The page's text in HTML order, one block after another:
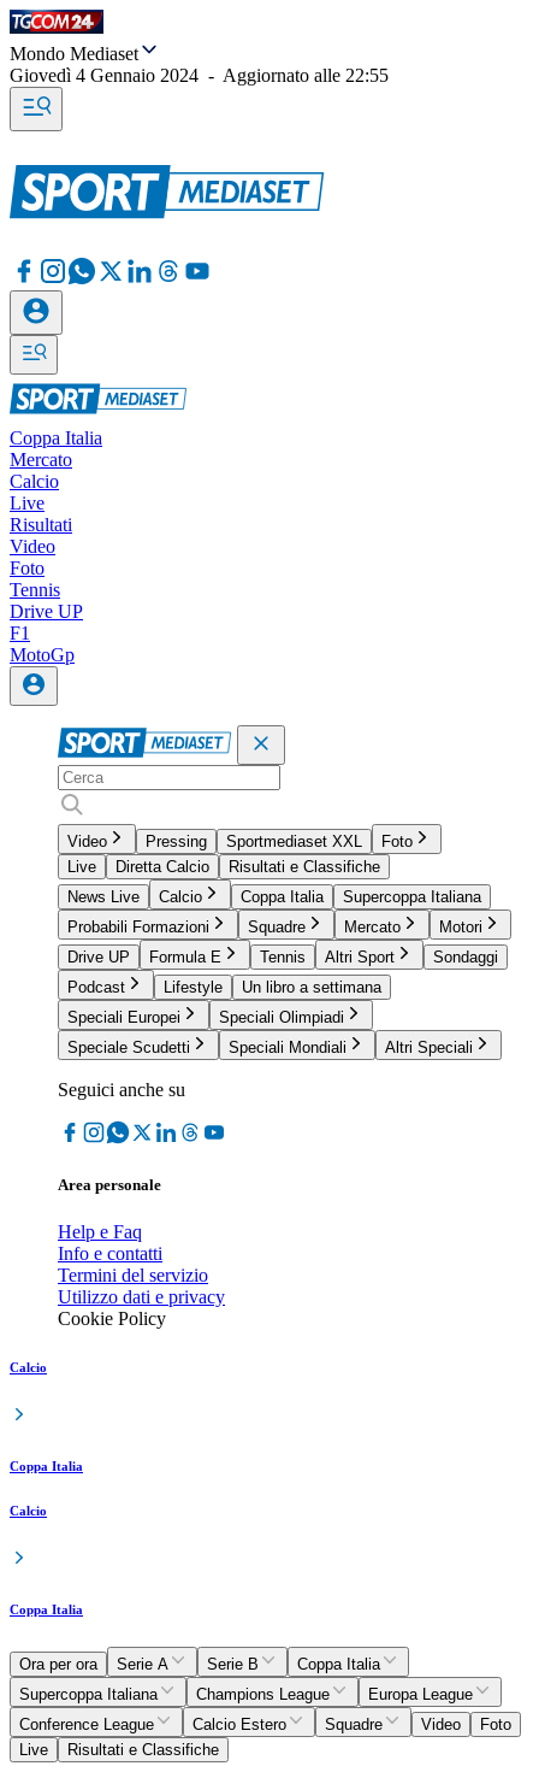
Mondo Mediaset
Giovedì 4 Gennaio 2024 - Aggiornato alle 22:55
Coppa Italia
Mercato
Calcio
Live
Risultati
Video
Foto
Tennis
Drive UP
F1
MotoGp
Video Pressing Sportmediaset XXL
Foto
Live
Diretta Calcio
Risultati e Classifiche
News Live
Calcio Coppa Italia
Supercoppa Italiana
Probabili Formazioni
Squadre Mercato
Motori
Drive UP
Formula E Tennis Altri Sport
Sondaggi
Podcast
Lifestyle
Un libro a settimana
Speciali Europei
Speciali Olimpiadi
Speciale Scudetti
Speciali Mondiali Altri Speciali
Seguici anche su
Area personale
Help e Faq
Info e contatti
Termini del servizio
Utilizzo dati e privacy
Cookie Policy
Calcio
Coppa Italia
Calcio
Coppa Italia
Ora per ora Serie A Serie B
Coppa Italia
Supercoppa Italiana
Champions League
Europa League
Conference League
Calcio Estero Squadre Video
Foto
Live
Risultati e Classifiche